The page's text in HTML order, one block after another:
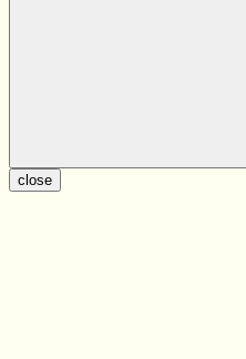
close